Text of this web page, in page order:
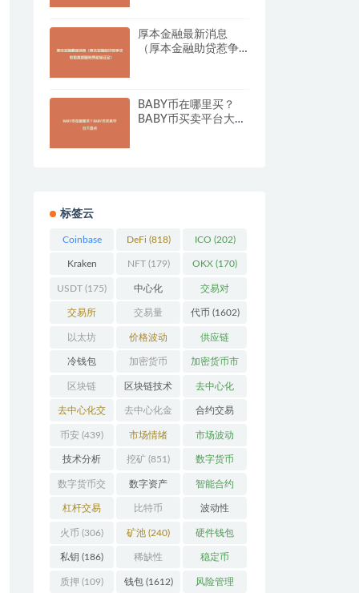
厚本金融最新消息
（厚本金融助贷惹争
BABY币在哪里买？
BABY币买卖平台大盘
标签云
Coinbase
(206)
DeFi (818) ICO (202)
Kraken
(104)
NFT(179) OKX (170)
USDT (175) 中心化
(3923)
交易对
(359)
交易所
(2164)
交易量
(246)
代币 (1602)
以太坊
(742)
价格波动
(630)
供应链
(118)
冷钱包
(175)
加密货币
(5442)
加密货币市
场(701)
区块链
(4599)
区块链技术
(528)
去中心化
(4087)
去中心化交
易所 (196)
去中心化金
融(111)
合约交易
(182)
币安 (439) 市场情绪
(337)
市场波动
(279)
技术分析
(148)
挖矿 (851) 数字货币
(8679)
数字货币交
易(150)
数字资产
(286)
智能合约
(532)
杠杆交易
(231)
比特币
(2378)
波动性
(352)
火币 (306) 矿池 (240) 硬件钱包
(170)
私钥 (186) 稀缺性
(193)
稳定币
(112)
质押 (109) 钱包(1612) 风险管理